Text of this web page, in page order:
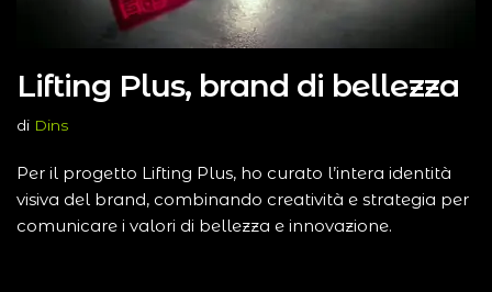
Lifting Plus, brand di bellezza
di Dins
Per il progetto Lifting Plus, ho curato l’intera identità
visiva del brand, combinando creatività e strategia per
comunicare i valori di bellezza e innovazione.